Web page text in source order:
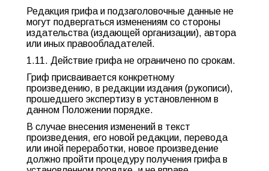
Редакция грифа и подзаголовочные данные не
могут подвергаться изменениям со стороны
издательства (издающей организации), автора
или иных правообладателей.
1.11. Действие грифа не ограничено по срокам.
Гриф присваивается конкретному
произведению, в редакции издания (рукописи),
прошедшего экспертизу в установленном в
данном Положении порядке.
В случае внесения изменений в текст
произведения, его новой редакции, перевода
или иной переработки, новое произведение
должно пройти процедуру получения грифа в